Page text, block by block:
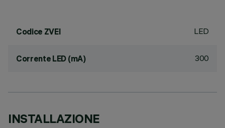
Codice ZVEI LED
Corrente LED (mA) 300
INSTALLAZIONE